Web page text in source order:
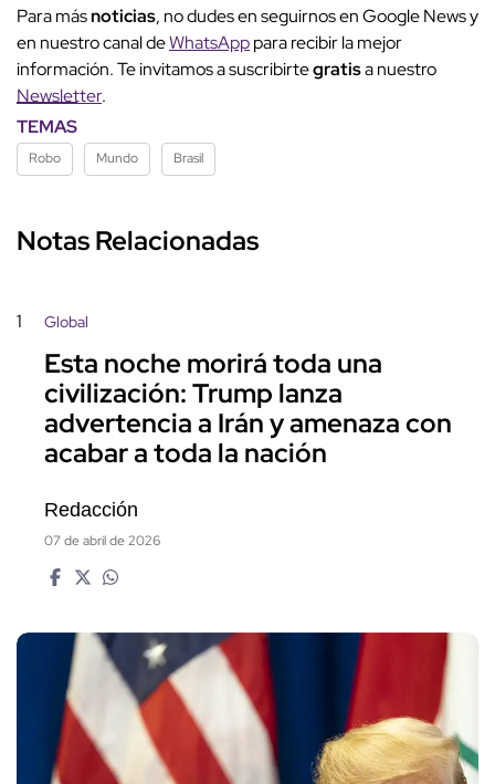
Para másnoticias, no dudes en seguirnos en Google News y
en nuestro canal deWhatsApppara recibir la mejor
información. Te invitamos a suscribirtegratisa nuestro
Newsletter.
TEMAS
Robo Mundo Brasil
Notas Relacionadas
1 Global
Esta noche morirá toda una
civilización: Trump lanza
advertencia a Irán y amenaza con
acabar a toda la nación
Redacción
07 de abril de 2026